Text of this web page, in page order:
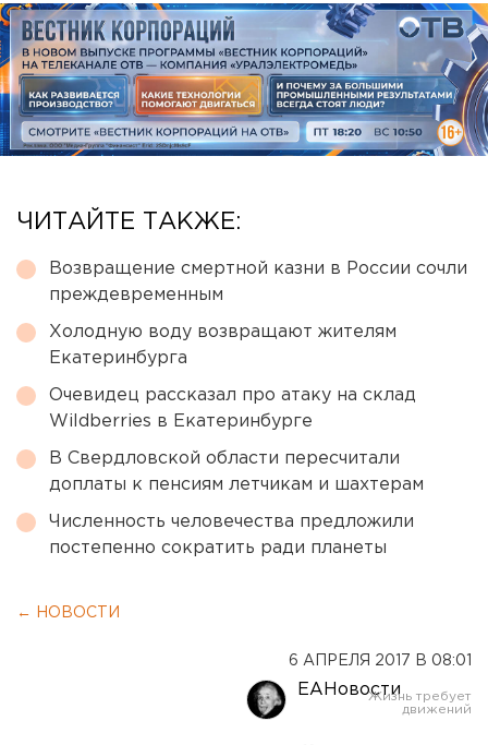
ЧИТАЙТЕ ТАКЖЕ:
Возвращение смертной казни в России сочли
преждевременным
Холодную воду возвращают жителям
Екатеринбурга
Очевидец рассказал про атаку на склад
Wildberries в Екатеринбурге
В Свердловской области пересчитали
доплаты к пенсиям летчикам и шахтерам
Численность человечества предложили
постепенно сократить ради планеты
← НОВОСТИ
6 АПРЕЛЯ 2017 В 08:01
ЕАНовости